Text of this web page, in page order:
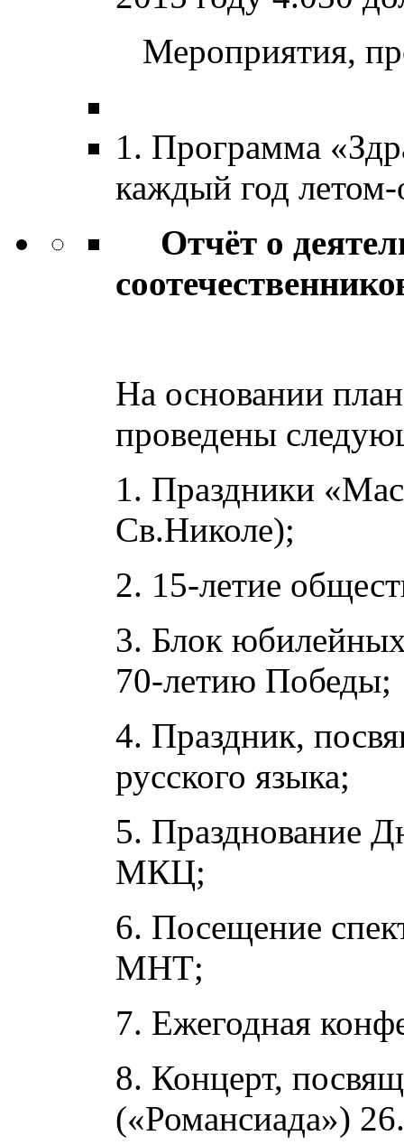
Мероприятия,
1. Программа
каждый год
Отчёт о
На основании
проведены
1. Праздники
Св.Николе);
2. 15-летие
3. Блок
70-летию Победы;
4. Праздник,
русского языка;
5. Празднование
МКЦ;
6. Посещение
МНТ;
7. Ежегодная
8. Концерт,
(«Романсиада»)